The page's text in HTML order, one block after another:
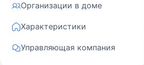
Организации в доме
Характеристики
Управляющая компания